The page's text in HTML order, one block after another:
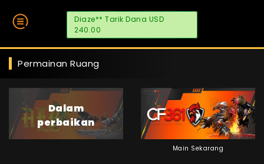
Diaze** Tarik Dana USD
240.00
Permainan Ruang
Dalam
perbaikan
Main Sekarang